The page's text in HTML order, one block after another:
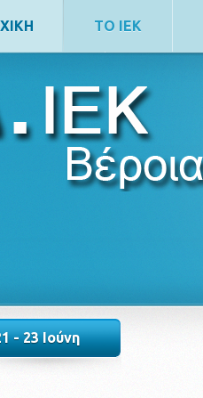
ΤΟ ΙΕΚ
- 23 Ιούνη